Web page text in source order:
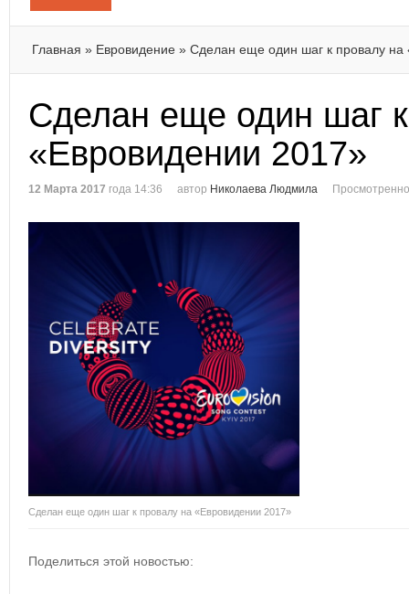
Главная » Евровидение » Сделан еще один шаг к провалу на
Сделан еще один шаг
«Евровидении 2017»
12 Марта 2017 года 14:36 автор Николаева Людмила
Сделан еще один шаг к провалу на «Евровидении 2017»
Поделиться этой новостью: